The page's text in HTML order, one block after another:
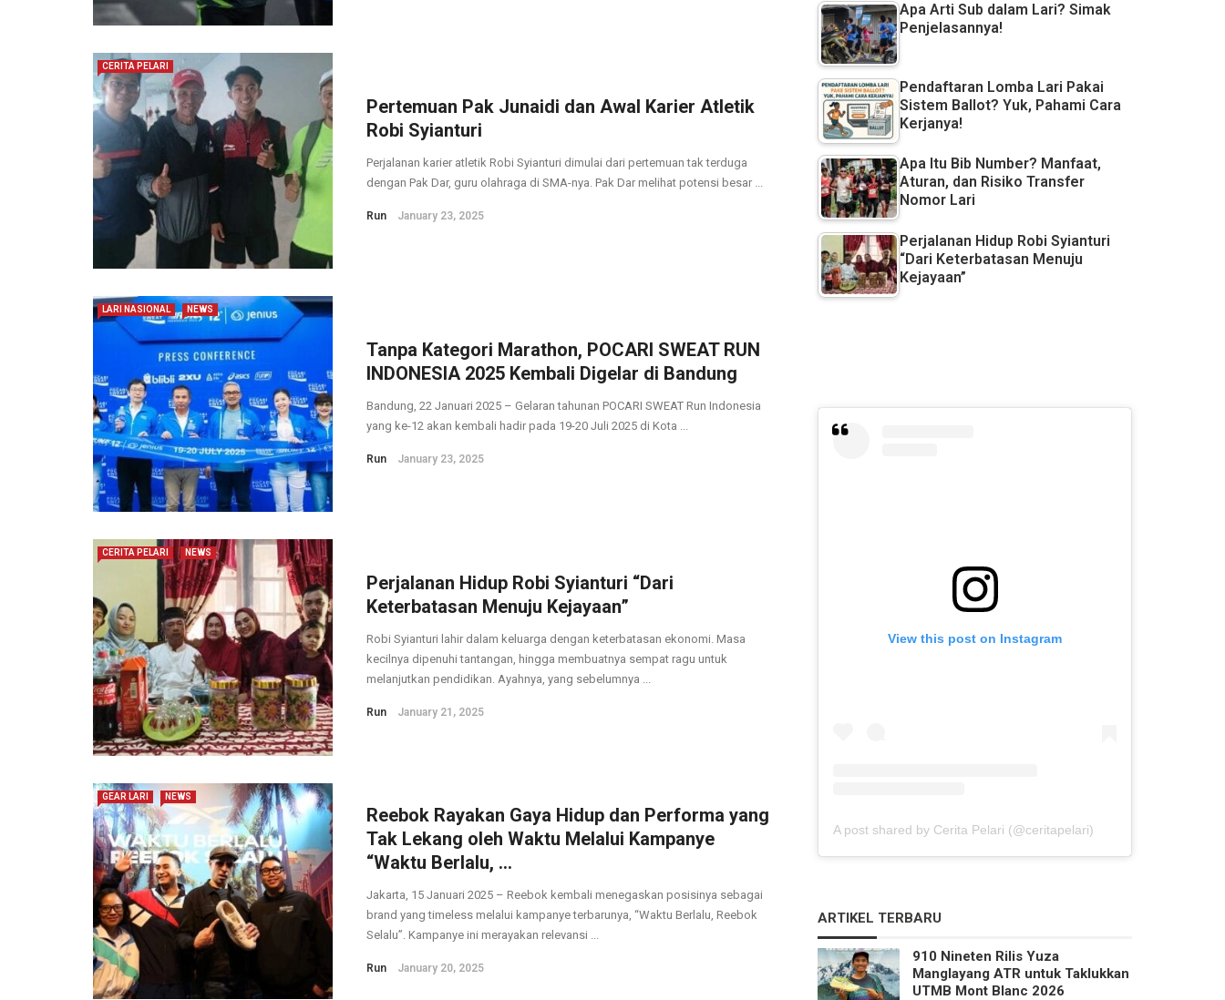
CERITA PELARI
Pertemuan Pak Junaidi dan Awal Karier Atletik
Robi Syianturi
Perjalanan karier atletik Robi Syianturi dimulai dari pertemuan tak terduga
dengan Pak Dar, guru olahraga di SMA-nya. Pak Dar melihat potensi besar ...
Run January 23, 2025
LARI NASIONAL NEWS
Tanpa Kategori Marathon, POCARI SWEAT RUN
INDONESIA 2025 Kembali Digelar di Bandung
Bandung, 22 Januari 2025 – Gelaran tahunan POCARI SWEAT Run Indonesia
yang ke-12 akan kembali hadir pada 19-20 Juli 2025 di Kota ...
Run January 23, 2025
CERITA PELARI NEWS
Perjalanan Hidup Robi Syianturi “Dari
Keterbatasan Menuju Kejayaan”
Robi Syianturi lahir dalam keluarga dengan keterbatasan ekonomi. Masa
kecilnya dipenuhi tantangan, hingga membuatnya sempat ragu untuk
melanjutkan pendidikan. Ayahnya, yang sebelumnya ...
Run January 21, 2025
GEAR LARI NEWS
Reebok Rayakan Gaya Hidup dan Performa yang
Tak Lekang oleh Waktu Melalui Kampanye
“Waktu Berlalu, ...
Jakarta, 15 Januari 2025 – Reebok kembali menegaskan posisinya sebagai
brand yang timeless melalui kampanye terbarunya, “Waktu Berlalu, Reebok
Selalu”. Kampanye ini merayakan relevansi ...
Run January 20, 2025
Apa Arti Sub dalam Lari? Simak
Penjelasannya!
Pendaftaran Lomba Lari Pakai
Sistem Ballot? Yuk, Pahami Cara
Kerjanya!
Apa Itu Bib Number? Manfaat,
Aturan, dan Risiko Transfer
Nomor Lari
Perjalanan Hidup Robi Syianturi
“Dari Keterbatasan Menuju
Kejayaan”
View this post on Instagram
A post shared by Cerita Pelari (@ceritapelari)
ARTIKEL TERBARU
910 Nineten Rilis Yuza
Manglayang ATR untuk Taklukkan
UTMB Mont Blanc 2026